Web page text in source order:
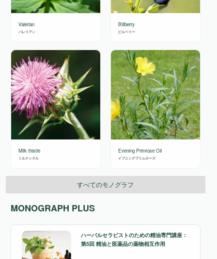
Valerian
バレリアン
Billberry
ビルベリー
Milk thistle
ミルクシスル
Evening Primrose Oil
イブニングプリムローズ
すべてのモノグラフ
MONOGRAPH PLUS
ハーバルセラピストのための精油専門講座：
第5回 精油と医薬品の薬物相互作用